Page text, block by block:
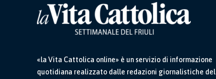
«la Vita Cattolica online» è un servizio di informazione
quotidiana realizzato dalle redazioni giornalistiche del